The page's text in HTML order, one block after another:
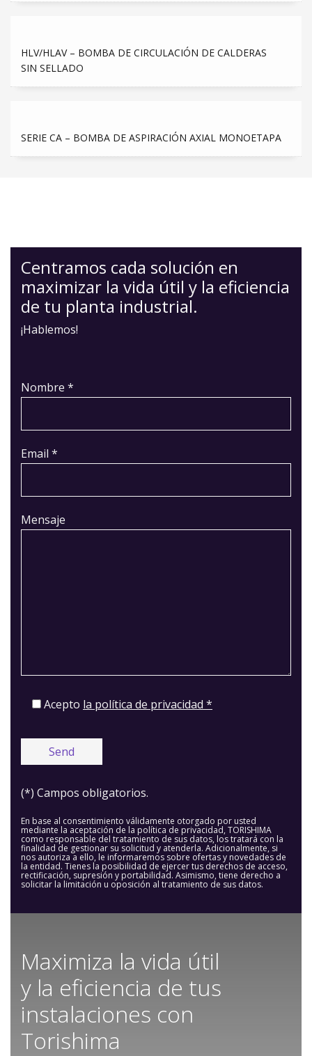
HLV/HLAV – BOMBA DE CIRCULACIÓN DE CALDERAS
SIN SELLADO
SERIE CA – BOMBA DE ASPIRACIÓN AXIAL MONOETAPA
Centramos cada solución en
maximizar la vida útil y la eficiencia
de tu planta industrial.
¡Hablemos!
Nombre *
Email *
Mensaje
Acepto la política de privacidad *
(*) Campos obligatorios.
En base al consentimiento válidamente otorgado por usted
mediante la aceptación de la política de privacidad, TORISHIMA
como responsable del tratamiento de sus datos, los tratará con la
finalidad de gestionar su solicitud y atenderla. Adicionalmente, si
nos autoriza a ello, le informaremos sobre ofertas y novedades de
la entidad. Tienes la posibilidad de ejercer tus derechos de acceso,
rectificación, supresión y portabilidad. Asimismo, tiene derecho a
solicitar la limitación u oposición al tratamiento de sus datos.
Maximiza la vida útil
y la eficiencia de tus
instalaciones con
Torishima